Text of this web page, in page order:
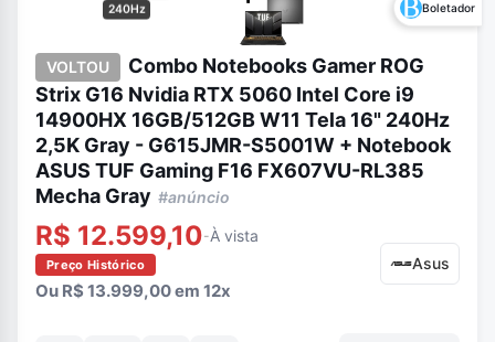
240Hz
Boletador
VOLTOU
Combo Notebooks Gamer ROG
Strix G16 Nvidia RTX 5060 Intel Core i9
14900HX 16GB/512GB W11 Tela 16" 240Hz
2,5K Gray - G615JMR-S5001W + Notebook
ASUS TUF Gaming F16 FX607VU-RL385
Mecha Gray #anúncio
R$ 12.599,10-À vista
Preço Histórico
Ou R$ 13.999,00 em 12x
Asus